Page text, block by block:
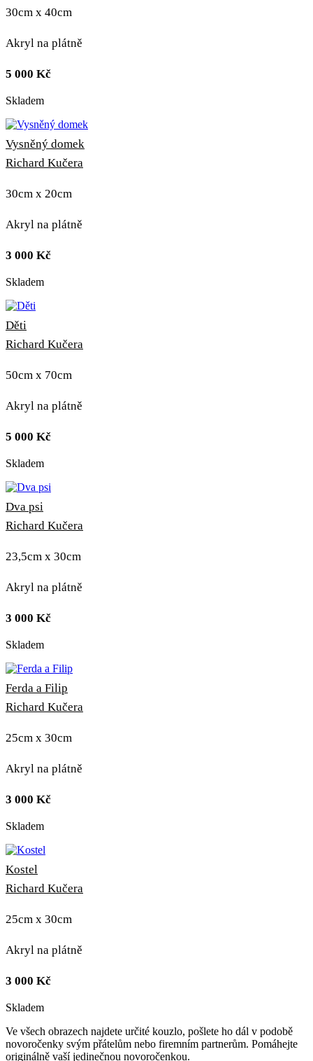
30cm x 40cm
Akryl na plátně
5 000 Kč
Skladem
Vysněný domek
Richard Kučera
30cm x 20cm
Akryl na plátně
3 000 Kč
Skladem
Děti
Richard Kučera
50cm x 70cm
Akryl na plátně
5 000 Kč
Skladem
Dva psi
Richard Kučera
23,5cm x 30cm
Akryl na plátně
3 000 Kč
Skladem
Ferda a Filip
Richard Kučera
25cm x 30cm
Akryl na plátně
3 000 Kč
Skladem
Kostel
Richard Kučera
25cm x 30cm
Akryl na plátně
3 000 Kč
Skladem
Ve všech obrazech najdete určité kouzlo, pošlete ho dál v podobě
novoročenky svým přátelům nebo firemním partnerům. Pomáhejte
originálně vaší jedinečnou novoročenkou.